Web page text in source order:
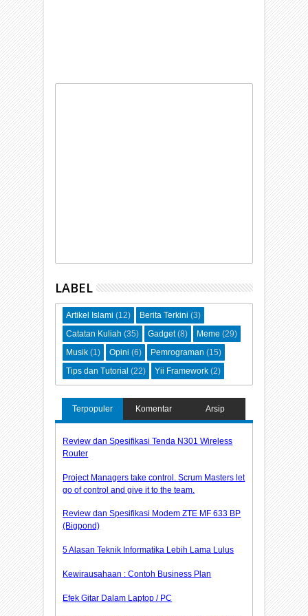
LABEL
Artikel Islami (12) Berita Terkini (3)
Catatan Kuliah (35) Gadget (8) Meme (29)
Musik (1) Opini (6) Pemrograman (15)
Tips dan Tutorial (22) Yii Framework (2)
Terpopuler Komentar Arsip
Review dan Spesifikasi Tenda N301 Wireless
Router
Project Managers take control. Scrum Masters let
go of control and give it to the team.
Review dan Spesifikasi Modem ZTE MF 633 BP
(Bigpond)
5 Alasan Teknik Informatika Lebih Lama Lulus
Kewirausahaan : Contoh Business Plan
Efek Gitar Dalam Laptop / PC